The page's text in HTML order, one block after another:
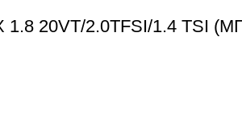
1.8 20VT/2.0TFSI/1.4 TSI